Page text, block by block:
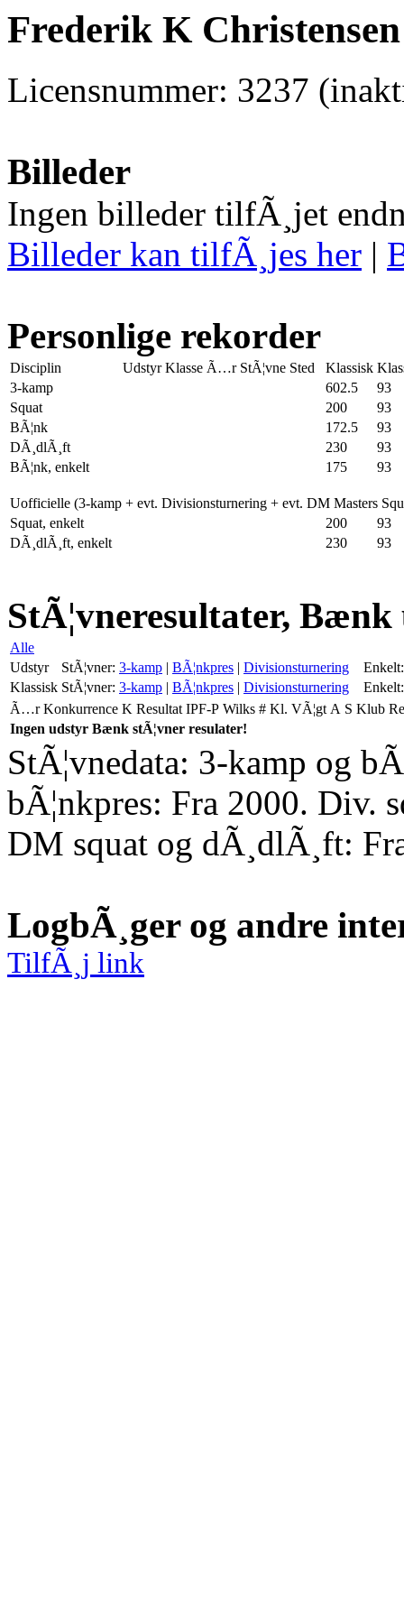
Frederik K
Licensnummer: 3237
Billeder
Ingen billeder tilfÃ¸jet
Billeder kan tilfÃ¸jes her |
Personlige rekorder
Disciplin Udstyr Klasse Ã…r StÃ¦vne Sted Klassisk
3-kamp
602.5
93
Squat
200
93
BÃ¦nk
172.5
93
DÃ¸dlÃ¸ft
230
93
BÃ¦nk, enkelt
175 93
Uofficielle (3-kamp + evt. Divisionsturnering + evt. DM Masters
Squat, enkelt
200
93
DÃ¸dlÃ¸ft, enkelt
230 93
StÃ¦vneresultater,
Alle
Udstyr
StÃ¦vner: 3-kamp | BÃ¦nkpres | Divisionsturnering
Enkelt:
Klassisk StÃ¦vner: 3-kamp | BÃ¦nkpres | Divisionsturnering
Enkelt:
Ã…r Konkurrence K Resultat IPF-P Wilks # Kl. VÃ¦gt A S Klub
Ingen udstyr Bænk stÃ¦vner resulater!
StÃ¦vnedata: 3-kamp og
bÃ¦nkpres: Fra 2000. Div.
DM squat og dÃ¸dlÃ¸ft:
LogbÃ¸ger og andre
TilfÃ¸j link